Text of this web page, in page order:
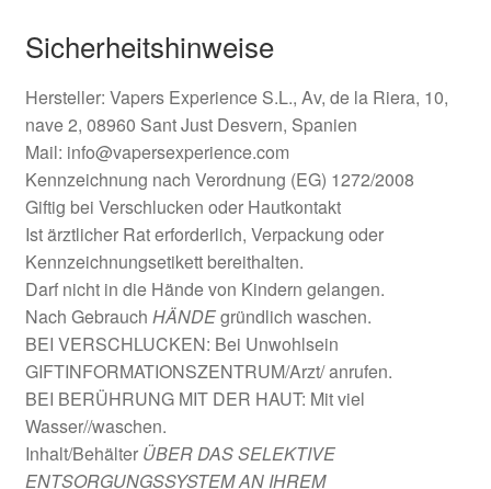
Sicherheitshinweise
Hersteller: Vapers Experience S.L., Av, de la Riera, 10,
nave 2, 08960 Sant Just Desvern, Spanien
Mail: info@vapersexperience.com
Kennzeichnung nach Verordnung (EG) 1272/2008
Giftig bei Verschlucken oder Hautkontakt
Ist ärztlicher Rat erforderlich, Verpackung oder
Kennzeichnungsetikett bereithalten.
Darf nicht in die Hände von Kindern gelangen.
Nach Gebrauch HÄNDEgründlich waschen.
BEI VERSCHLUCKEN: Bei Unwohlsein
GIFTINFORMATIONSZENTRUM/Arzt/ anrufen.
BEI BERÜHRUNG MIT DER HAUT: Mit viel
Wasser//waschen.
Inhalt/Behälter ÜBER DAS SELEKTIVE
ENTSORGUNGSSYSTEM AN IHREM